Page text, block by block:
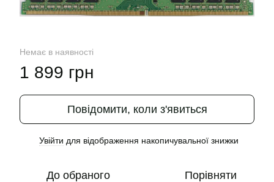
Немає в наявності
1 899 грн
Повідомити, коли з'явиться
Увійти для відображення накопичувальної знижки
До обраного Порівняти